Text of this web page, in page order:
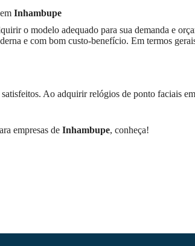
em Inhambupe
o modelo adequado para sua demanda e
e com bom custo-benefício. Em termos
Ao adquirir relógios de ponto faciais em
empresas de Inhambupe, conheça!